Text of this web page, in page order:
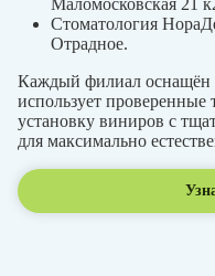
Маломосковская 21
Стоматология
Отрадное.
Каждый филиал оснащён
использует проверенные
установку виниров с
для максимально